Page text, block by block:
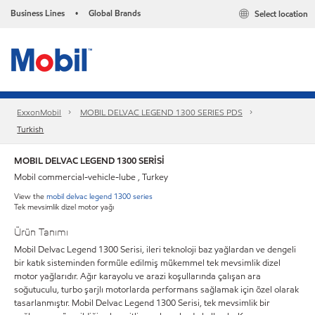
Business Lines • Global Brands Select location
ExxonMobil
MOBIL DELVAC LEGEND 1300 SERIES PDS
Turkish
MOBIL DELVAC LEGEND 1300 SERİSİ
Mobil commercial-vehicle-lube , Turkey
View themobil delvac legend 1300 series
Tek mevsimlik dizel motor yağı
Ürün Tanımı
Mobil Delvac Legend 1300 Serisi, ileri teknoloji baz yağlardan ve dengeli
bir katık sisteminden formüle edilmiş mükemmel tek mevsimlik dizel
motor yağlarıdır. Ağır karayolu ve arazi koşullarında çalışan ara
soğutuculu, turbo şarjlı motorlarda performans sağlamak için özel olarak
tasarlanmıştır. Mobil Delvac Legend 1300 Serisi, tek mevsimlik bir